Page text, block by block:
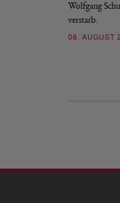
Wolfgang
verstarb.
08. AUGUST